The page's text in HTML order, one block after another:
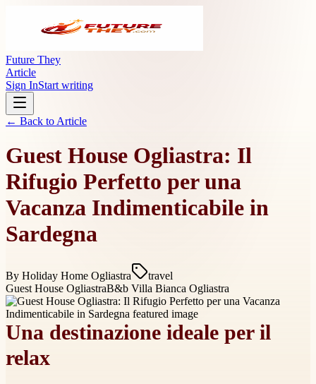
Future They
Article
Sign InStart writing
← Back to Article
Guest House Ogliastra: Il
Rifugio Perfetto per una
Vacanza Indimenticabile in
Sardegna
By Holiday Home Ogliastra
travel
Guest House OgliastraB&b Villa Bianca Ogliastra
Una destinazione ideale per il
relax